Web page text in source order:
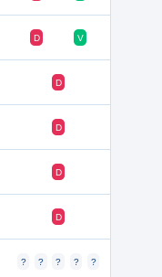
D V
D
D
D
D
? ? ? ? ?